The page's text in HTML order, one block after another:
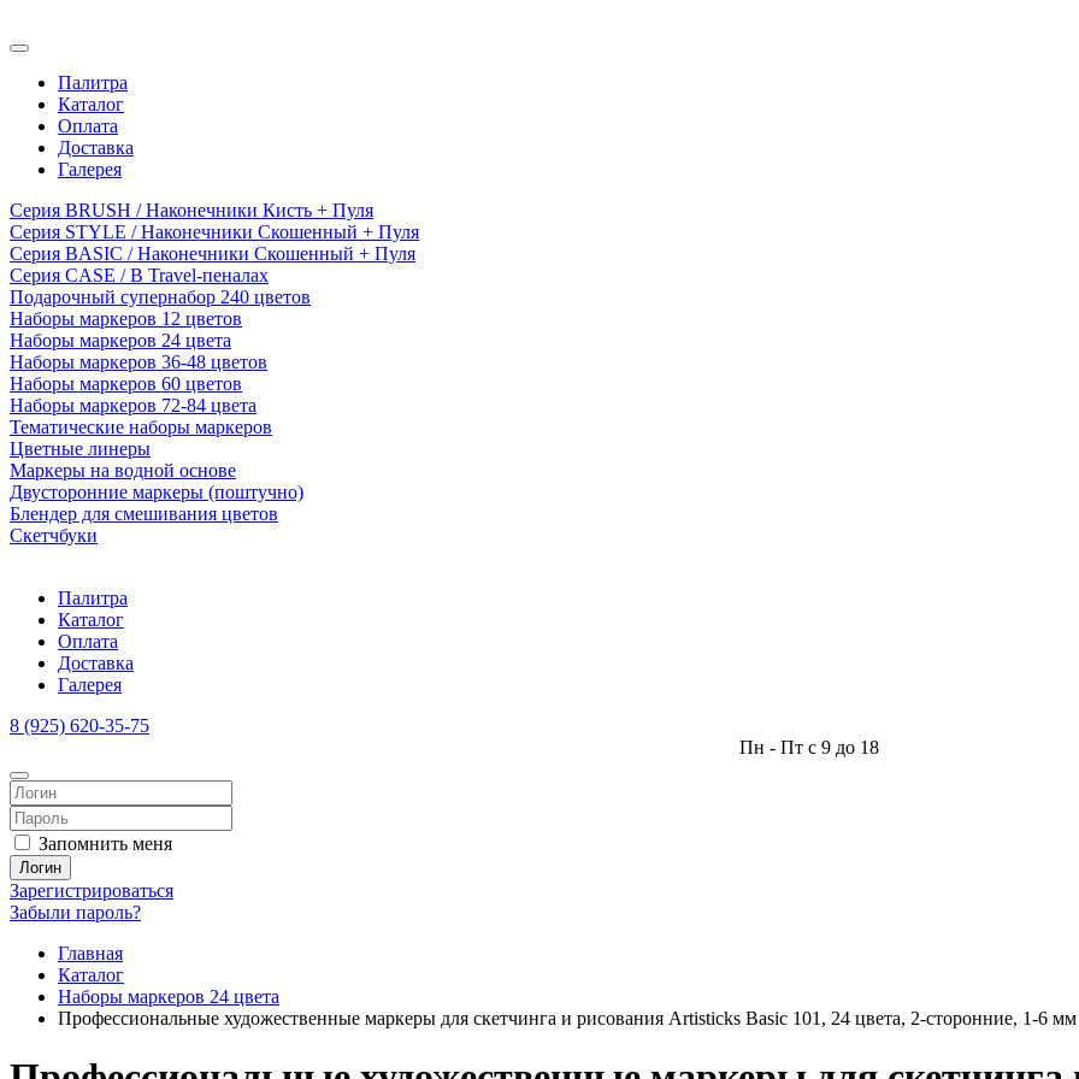
Палитра
Каталог
Оплата
Доставка
Галерея
Серия BRUSH / Наконечники Кисть + Пуля
Серия STYLE / Наконечники Скошенный + Пуля
Серия BASIC / Наконечники Скошенный + Пуля
Серия CASE / В Travel-пеналах
Подарочный супернабор 240 цветов
Наборы маркеров 12 цветов
Наборы маркеров 24 цвета
Наборы маркеров 36-48 цветов
Наборы маркеров 60 цветов
Наборы маркеров 72-84 цвета
Тематические наборы маркеров
Цветные линеры
Маркеры на водной основе
Двусторонние маркеры (поштучно)
Блендер для смешивания цветов
Скетчбуки
Палитра
Каталог
Оплата
Доставка
Галерея
8 (925) 620-35-75
Пн - Пт с 9 до 18
Запомнить меня
Логин
Зарегистрироваться
Забыли пароль?
Главная
Каталог
Наборы маркеров 24 цвета
Профессиональные художественные маркеры для скетчинга и рисования Artisticks Basic 101, 24 цвета, 2-сторонние, 1-6 мм